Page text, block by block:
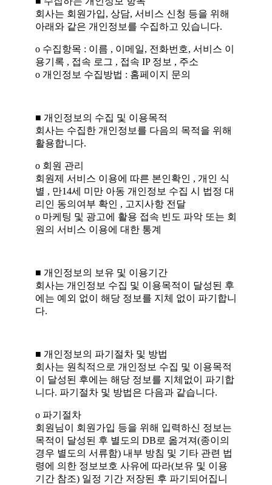
회사는 회원가입, 상담, 서비스 신청 등을 위해
아래와 같은 개인정보를 수집하고 있습니다.
ο 수집항목 : 이름 , 이메일, 전화번호, 서비스 이
용기록 , 접속 로그 , 접속 IP 정보 , 주소
ο 개인정보 수집방법 : 홈페이지 문의
■ 개인정보의 수집 및 이용목적
회사는 수집한 개인정보를 다음의 목적을 위해
활용합니다.
ο 회원 관리
회원제 서비스 이용에 따른 본인확인 , 개인 식
별 , 만14세 미만 아동 개인정보 수집 시 법정 대
리인 동의여부 확인 , 고지사항 전달
ο 마케팅 및 광고에 활용 접속 빈도 파악 또는 회
원의 서비스 이용에 대한 통계
■ 개인정보의 보유 및 이용기간
회사는 개인정보 수집 및 이용목적이 달성된 후
에는 예외 없이 해당 정보를 지체 없이 파기합니
다.
■ 개인정보의 파기절차 및 방법
회사는 원칙적으로 개인정보 수집 및 이용목적
이 달성된 후에는 해당 정보를 지체없이 파기합
니다. 파기절차 및 방법은 다음과 같습니다.
ο 파기절차
회원님이 회원가입 등을 위해 입력하신 정보는
목적이 달성된 후 별도의 DB로 옮겨져(종이의
경우 별도의 서류함) 내부 방침 및 기타 관련 법
령에 의한 정보보호 사유에 따라(보유 및 이용
기간 참조) 일정 기간 저장된 후 파기되어집니